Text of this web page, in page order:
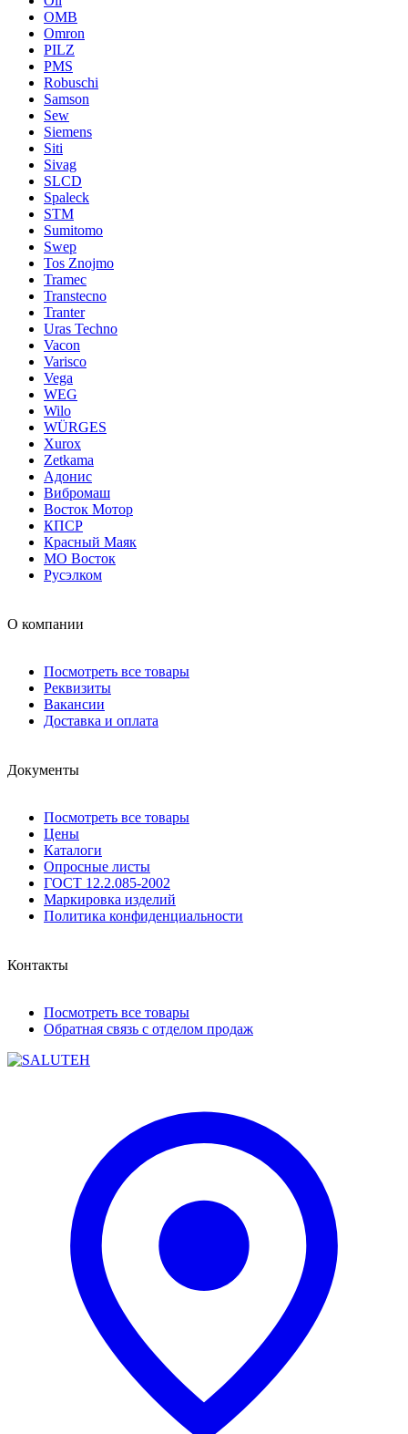
OMB
Omron
PILZ
PMS
Robuschi
Samson
Sew
Siemens
Siti
Sivag
SLCD
Spaleck
STM
Sumitomo
Swep
Tos Znojmo
Tramec
Transtecno
Tranter
Uras Techno
Vacon
Varisco
Vega
WEG
Wilo
WÜRGES
Xurox
Zetkama
Адонис
Вибромаш
Восток Мотор
КПСР
Красный Маяк
МО Восток
Русэлком
О компании
Посмотреть все товары
Реквизиты
Вакансии
Доставка и оплата
Документы
Посмотреть все товары
Цены
Каталоги
Опросные листы
ГОСТ 12.2.085-2002
Маркировка изделий
Политика конфиденциальности
Контакты
Посмотреть все товары
Обратная связь с отделом продаж